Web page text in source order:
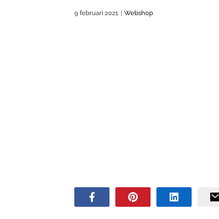
9 februari 2021 | Webshop